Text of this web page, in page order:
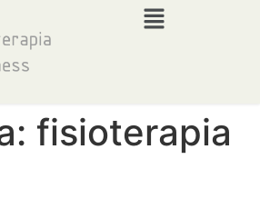
fisioterapia